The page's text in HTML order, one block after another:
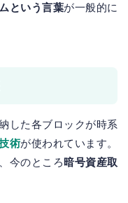
という言葉が一般的に
した各ブロックが時系
術が使われています。
今のところ暗号資産取